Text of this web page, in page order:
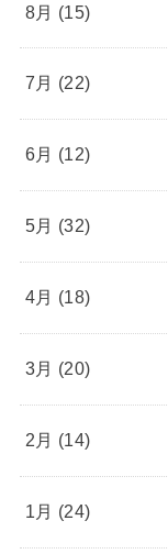
8月 (15)
7月 (22)
6月 (12)
5月 (32)
4月 (18)
3月 (20)
2月 (14)
1月 (24)